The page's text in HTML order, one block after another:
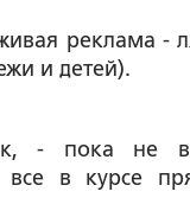
реклама -
и детей).
- пока не
в курсе